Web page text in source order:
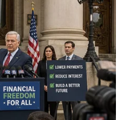
Công nghệ
Sành điệu
Tin Công nghệ
Trải nghiệm
Chuyển đổi số